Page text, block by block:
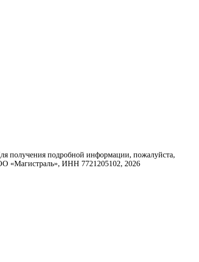
получения подробной информации, пожалуйста,
«Магистраль», ИНН 7721205102, 2026